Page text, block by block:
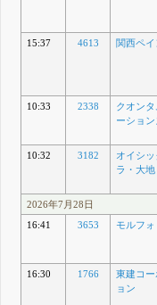
15:37
4613 関西ペイ
10:33
2338
クオンタ
ーション
10:32
3182
オイシッ
ラ・大地
2026年7月28日
16:41
3653 モルフォ
16:30
1766
東建コー
ョン